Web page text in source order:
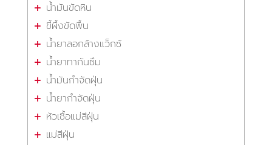
น้ำมันขัดหิน
ขี้ผึ้งขัดพื้น
น้ำยาลอกล้างแว็กซ์
น้ำยาทากันซึม
น้ำมันกำจัดฝุ่น
น้ำยากำจัดฝุ่น
หัวเชื้อแม่สีฝุ่น
แม่สีฝุ่น